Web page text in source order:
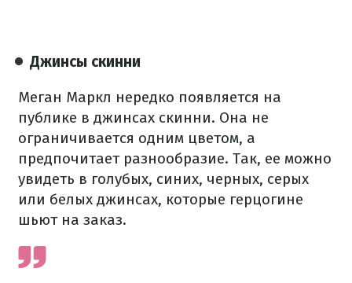
Джинсы скинни
Меган Маркл нередко появляется на
публике в джинсах скинни. Она не
ограничивается одним цветом, а
предпочитает разнообразие. Так, ее можно
увидеть в голубых, синих, черных, серых
или белых джинсах, которые герцогине
шьют на заказ.